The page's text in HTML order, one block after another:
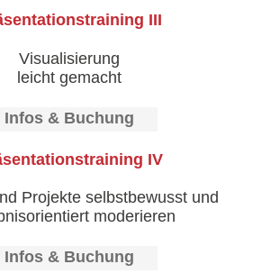
III
Visualisierung
leicht gemacht
Infos & Buchung
IV
Projekte selbstbewusst und
moderieren
Infos & Buchung